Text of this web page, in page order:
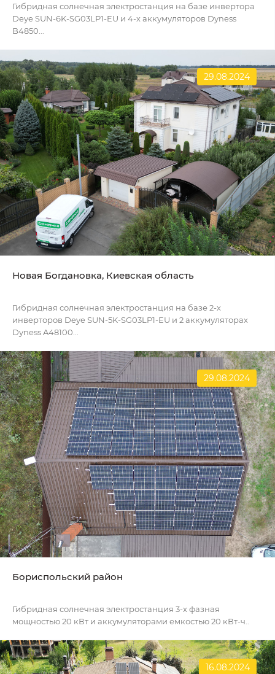
Гибридная солнечная электростанция на базе инвертора
Deye SUN-6K-SG03LP1-EU и 4-х аккумуляторов Dyness
B4850...
29.08.2024
Новая Богдановка, Киевская область
Гибридная солнечная электростанция на базе 2-х
инверторов Deye SUN-5K-SG03LP1-EU и 2 аккумуляторах
Dyness A48100...
29.08.2024
Бориспольский район
Гибридная солнечная электростанция 3-х фазная
мощностью 20 кВт и аккумуляторами емкостью 20 кВт-ч..
16.08.2024